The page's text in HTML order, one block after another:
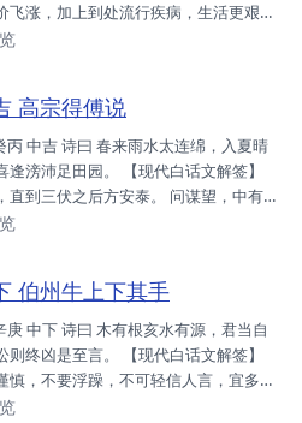
飞涨，加上到处流行疾病，生活更艰
安全。 求财今不如昔，口舌不测，疾
无用，时运不届，暂守旧耶，反而有
，资本耗散，无一所成。 升迁：身心
成也。 姻缘：用心良苦，缘却不合，
高宗得傅说
滂沛足田园。 【现代白话文解签】
直到三伏之后方安泰。 问谋望，中有
久方决。 问疾病，欲求安，候三
目下平平，求之有应，不必自误，珍
待秋，必有转机，暂守之可。 升迁：
切勿焦躁。 姻缘：姻缘难匹，缓即可
伯州牛上下其手
终凶是至言。 【现代白话文解签】
，不要浮躁，不可轻信人言，宜多做
当戒。 问疾病，宜禳解。 问婚姻，